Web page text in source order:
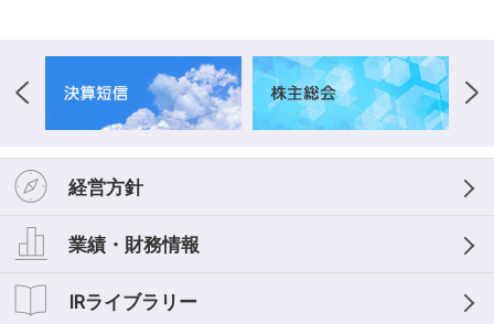
経営方針
業績・財務情報
IRライブラリー